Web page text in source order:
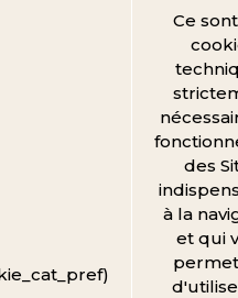
Ce
des
à la
et qui